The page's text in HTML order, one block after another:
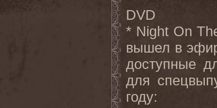
DVD
* Night On
вышел в
доступные
для
году: